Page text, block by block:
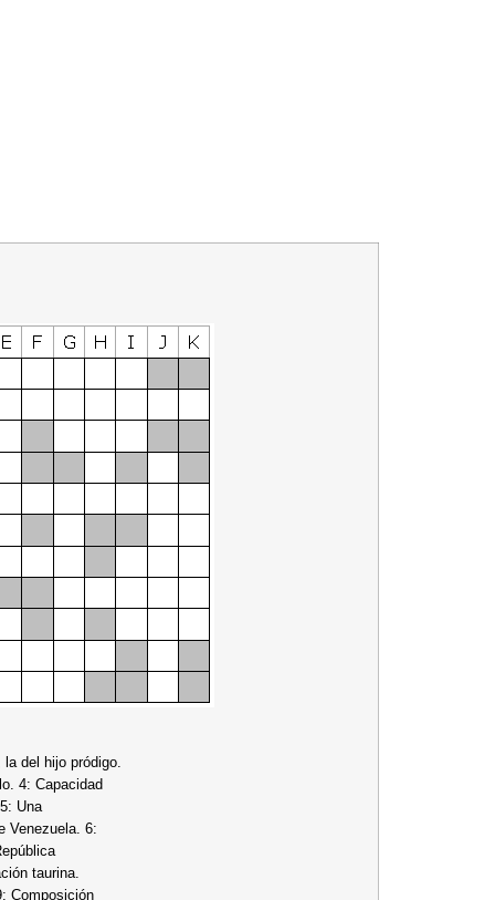
del hijo pródigo.
4: Capacidad
Una
Venezuela. 6:
taurina.
Composición